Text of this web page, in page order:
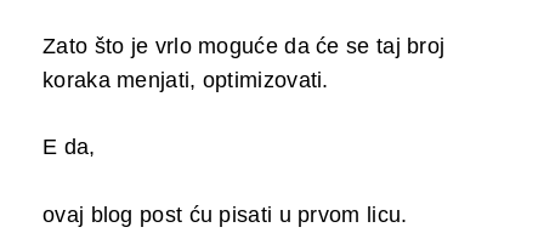
Zato što je vrlo moguće da će se taj broj
koraka menjati, optimizovati.
E da,
ovaj blog post ću pisati u prvom licu.